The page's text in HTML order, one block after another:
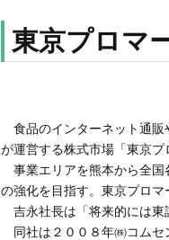
東京プロマ
食品のインターネット通販
が運営する株式市場「東京プ
事業エリアを熊本から全国
の強化を目指す。東京プロマ
吉永社長は「将来的には東
同社は２００８年㈱コムセ